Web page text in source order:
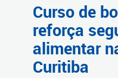
Curso de
reforça
alimentar
Curitiba